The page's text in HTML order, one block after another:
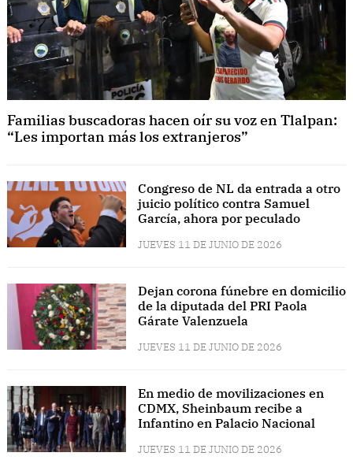
Familias buscadoras hacen oír su voz en Tlalpan:
“Les importan más los extranjeros”
Congreso de NL da entrada a otro
juicio político contra Samuel
García, ahora por peculado
JUEVES 11 DE JUNIO DE 2026
Dejan corona fúnebre en domicilio
de la diputada del PRI Paola
Gárate Valenzuela
JUEVES 11 DE JUNIO DE 2026
En medio de movilizaciones en
CDMX, Sheinbaum recibe a
Infantino en Palacio Nacional
JUEVES 11 DE JUNIO DE 2026